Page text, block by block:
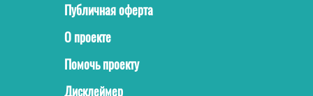
Публичная оферта
О проекте
Помочь проекту
Дисклеймер